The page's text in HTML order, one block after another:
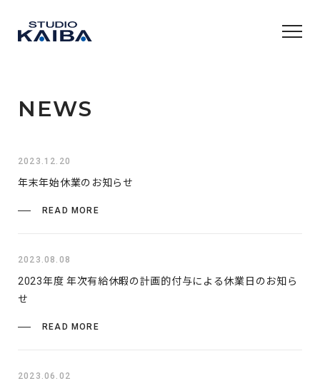
NEWS
2023.12.20
年末年始休業のお知らせ
READ MORE
2023.08.08
2023年度 年次有給休暇の計画的付与による休業日のお知ら
せ
READ MORE
2023.06.02